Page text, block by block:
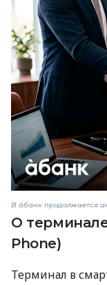
В àбанк продолжается
О
Phone)
Терминал в